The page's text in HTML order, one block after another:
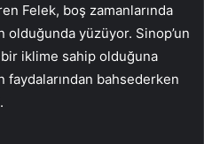
Felek, boş zamanlarında
olduğunda yüzüyor. Sinop’un
iklime sahip olduğuna
bahsederken